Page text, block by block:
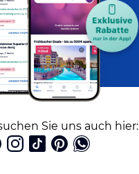
Sie uns auch hier: